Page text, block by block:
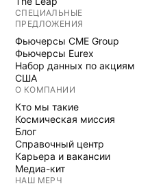
СПЕЦИАЛЬНЫЕ
ПРЕДЛОЖЕНИЯ
Фьючерсы CME Group
Фьючерсы Eurex
Набор данных по акциям
США
О КОМПАНИИ
Кто мы такие
Космическая миссия
Блог
Справочный центр
Карьера и вакансии
Медиа-кит
НАШ МЕРЧ